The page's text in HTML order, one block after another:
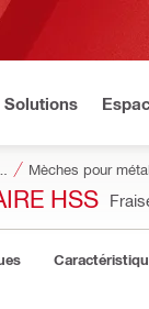
Solutions
Mèches pour
HSS